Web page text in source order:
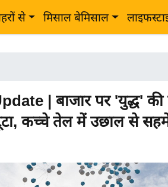
से मिसाल बेमिसाल
| बाजार पर 'युद्ध' की
कच्चे तेल में उछाल से